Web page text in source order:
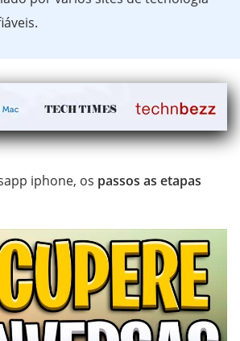
iphone, os passos as etapas